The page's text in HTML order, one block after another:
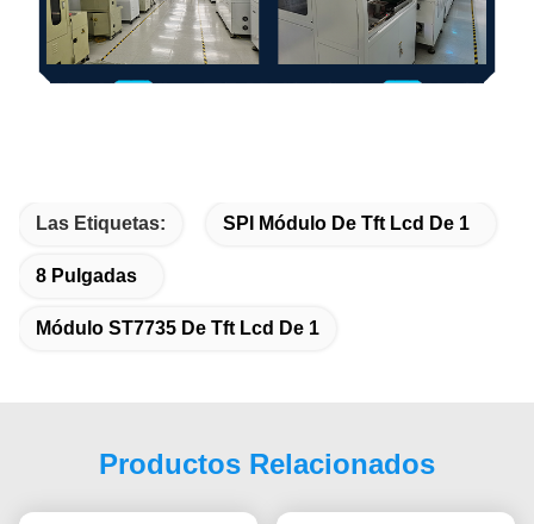
Las Etiquetas: SPI Módulo De Tft Lcd De 1
8 Pulgadas
Módulo ST7735 De Tft Lcd De 1
Productos Relacionados